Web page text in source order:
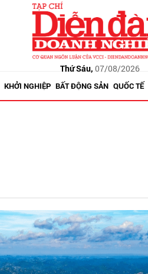
Thứ Sáu, 07/08/2026
KHỞI NGHIỆP BẤT ĐỘNG SẢN QUỐC TẾ